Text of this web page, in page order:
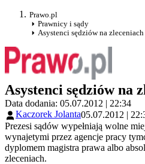
Prawo.pl
Prawnicy i sądy
Asystenci sędziów na zleceniach
Asystenci sędziów na
Data dodania: 05.07.2012 | 22:34
Kaczorek Jolanta05.07.2012 |
Prezesi sądów wypełniają wolne
wynajetymi przez agencje pracy
dyplomem magistra prawa albo
zleceniach.